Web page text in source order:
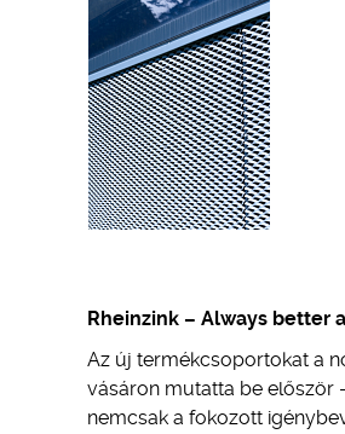
Rheinzink – Always better
Az új termékcsoportokat a
vásáron mutatta be először
nemcsak a fokozott